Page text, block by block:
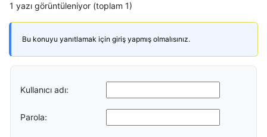
1 yazı görüntüleniyor (toplam 1)
Bu konuyu yanıtlamak için giriş yapmış olmalısınız.
Kullanıcı adı:
Parola: